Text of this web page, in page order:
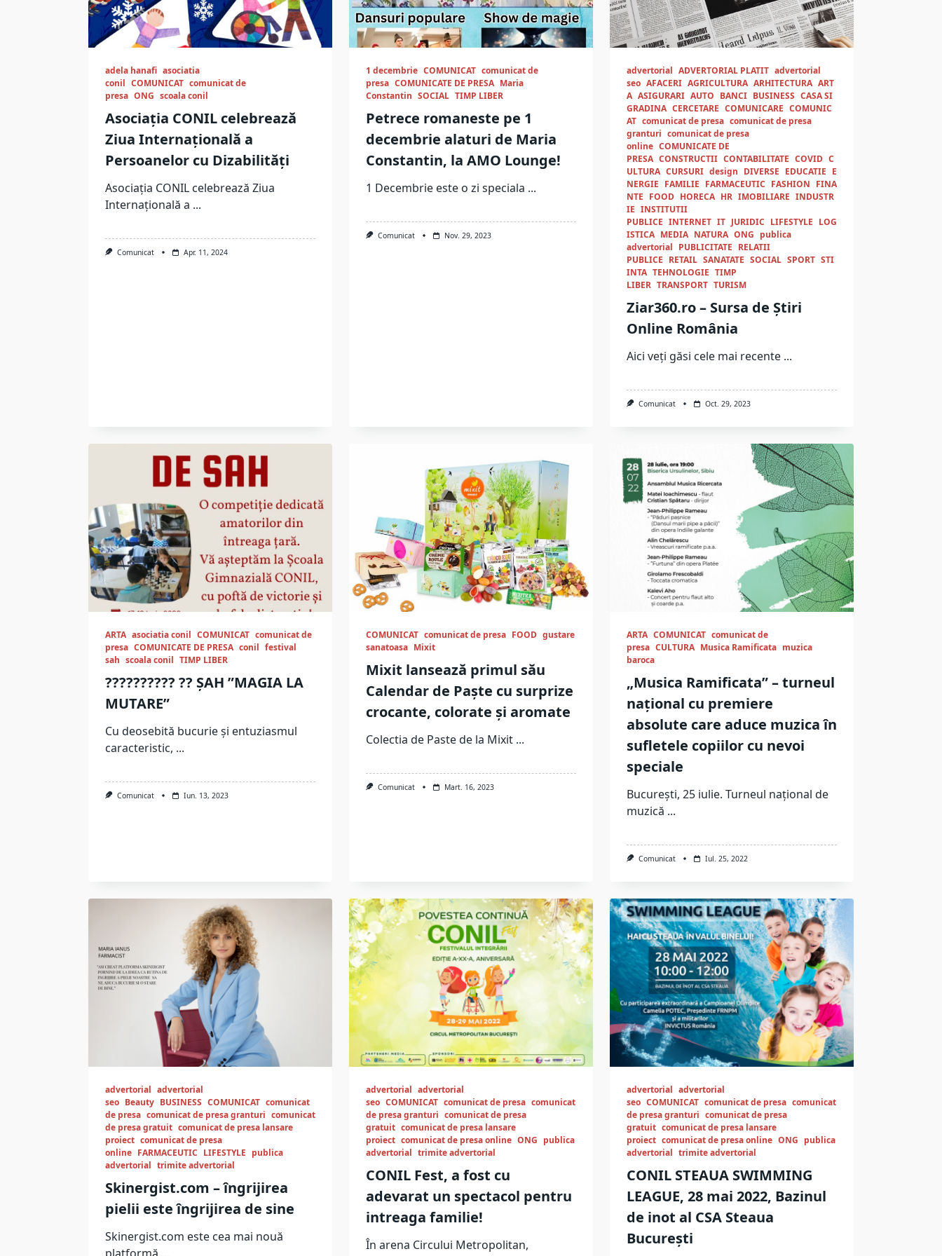
adela hanafi asociatia
conil COMUNICAT comunicat de
presa ONG scoala conil
Asociația CONIL celebrează
Ziua Internațională a
Persoanelor cu Dizabilități
Asociația CONIL celebrează Ziua
Internațională a ...
Comunicat Apr. 11, 2024
1 decembrie COMUNICAT comunicat de
presa COMUNICATE DE PRESA Maria
Constantin SOCIAL TIMP LIBER
Petrece romaneste pe 1
decembrie alaturi de Maria
Constantin, la AMO Lounge!
1 Decembrie este o zi speciala ...
Comunicat Nov. 29, 2023
advertorial ADVERTORIAL PLATIT advertorial
seo AFACERI AGRICULTURA ARHITECTURA ART
A ASIGURARI AUTO BANCI BUSINESS CASA SI
GRADINA CERCETARE COMUNICARE COMUNIC
AT comunicat de presa comunicat de presa
granturi comunicat de presa
online COMUNICATE DE
PRESA CONSTRUCTII CONTABILITATE COVID C
ULTURA CURSURI design DIVERSE EDUCATIE E
NERGIE FAMILIE FARMACEUTIC FASHION FINA
NTE FOOD HORECA HR IMOBILIARE INDUSTR
IE INSTITUTII
PUBLICE INTERNET IT JURIDIC LIFESTYLE LOG
ISTICA MEDIA NATURA ONG publica
advertorial PUBLICITATE RELATII
PUBLICE RETAIL SANATATE SOCIAL SPORT STI
INTA TEHNOLOGIE TIMP
LIBER TRANSPORT TURISM
Ziar360.ro – Sursa de Știri
Online România
Aici veți găsi cele mai recente ...
Comunicat Oct. 29, 2023
ARTA asociatia conil COMUNICAT comunicat de
presa COMUNICATE DE PRESA conil festival
sah scoala conil TIMP LIBER
?????????? ?? ȘAH ”MAGIA LA
MUTARE”
Cu deosebită bucurie și entuziasmul
caracteristic, ...
Comunicat Iun. 13, 2023
COMUNICAT comunicat de presa FOOD gustare
sanatoasa Mixit
Mixit lansează primul său
Calendar de Paște cu surprize
crocante, colorate și aromate
Colectia de Paste de la Mixit ...
Comunicat Mart. 16, 2023
ARTA COMUNICAT comunicat de
presa CULTURA Musica Ramificata muzica
baroca
„Musica Ramificata” – turneul
național cu premiere
absolute care aduce muzica în
sufletele copiilor cu nevoi
speciale
București, 25 iulie. Turneul național de
muzică ...
Comunicat Iul. 25, 2022
advertorial advertorial
seo Beauty BUSINESS COMUNICAT comunicat
de presa comunicat de presa granturi comunicat
de presa gratuit comunicat de presa lansare
proiect comunicat de presa
online FARMACEUTIC LIFESTYLE publica
advertorial trimite advertorial
Skinergist.com – îngrijirea
pielii este îngrijirea de sine
Skinergist.com este cea mai nouă
advertorial advertorial
seo COMUNICAT comunicat de presa comunicat
de presa granturi comunicat de presa
gratuit comunicat de presa lansare
proiect comunicat de presa online ONG publica
advertorial trimite advertorial
CONIL Fest, a fost cu
adevarat un spectacol pentru
intreaga familie!
În arena Circului Metropolitan,
advertorial advertorial
seo COMUNICAT comunicat de presa comunicat
de presa granturi comunicat de presa
gratuit comunicat de presa lansare
proiect comunicat de presa online ONG publica
advertorial trimite advertorial
CONIL STEAUA SWIMMING
LEAGUE, 28 mai 2022, Bazinul
de inot al CSA Steaua
București